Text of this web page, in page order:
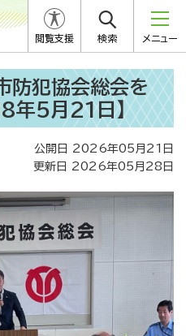
閲覧支援 検索 メニュー
防犯協会総会を
8年5月21日】
公開日 2026年05月21日
更新日 2026年05月28日